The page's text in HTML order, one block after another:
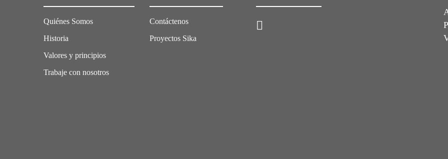
Quiénes Somos
Historia
Valores y principios
Trabaje con nosotros
Contáctenos
Proyectos Sika